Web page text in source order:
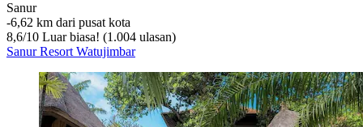
Sanur
‐6,62 km dari pusat kota
8,6/10 Luar biasa! (1.004 ulasan)
Sanur Resort Watujimbar